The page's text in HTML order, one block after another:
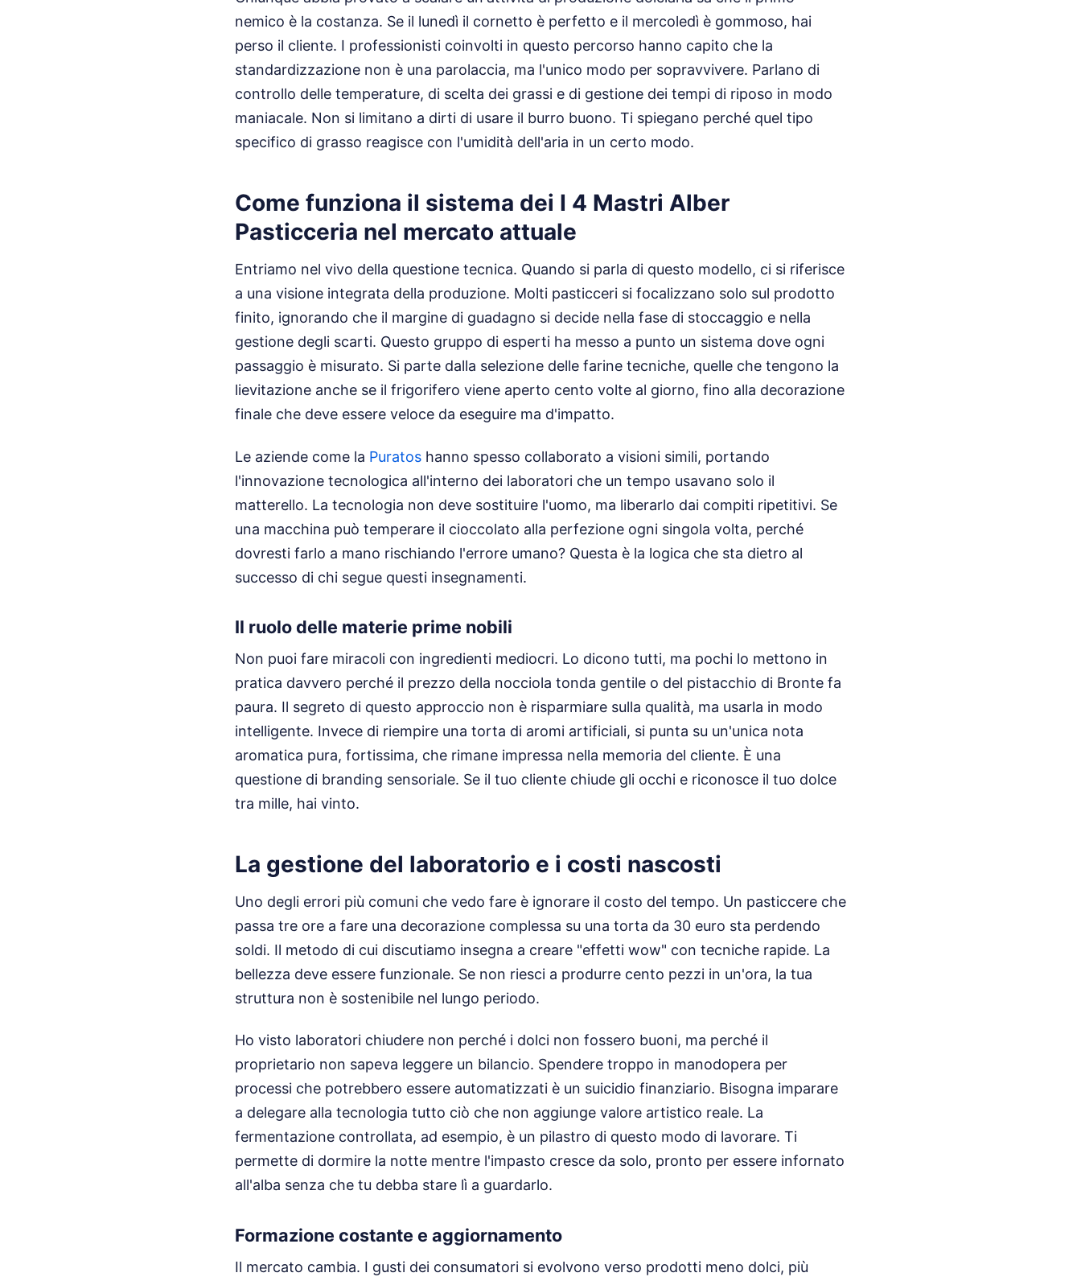
nemico è la costanza. Se il lunedì il cornetto è perfetto e il mercoledì è gommoso, hai
perso il cliente. I professionisti coinvolti in questo percorso hanno capito che la
standardizzazione non è una parolaccia, ma l'unico modo per sopravvivere. Parlano di
controllo delle temperature, di scelta dei grassi e di gestione dei tempi di riposo in modo
maniacale. Non si limitano a dirti di usare il burro buono. Ti spiegano perché quel tipo
specifico di grasso reagisce con l'umidità dell'aria in un certo modo.
Come funziona il sistema dei I 4 Mastri Alber
Pasticceria nel mercato attuale
Entriamo nel vivo della questione tecnica. Quando si parla di questo modello, ci si riferisce
a una visione integrata della produzione. Molti pasticceri si focalizzano solo sul prodotto
finito, ignorando che il margine di guadagno si decide nella fase di stoccaggio e nella
gestione degli scarti. Questo gruppo di esperti ha messo a punto un sistema dove ogni
passaggio è misurato. Si parte dalla selezione delle farine tecniche, quelle che tengono la
lievitazione anche se il frigorifero viene aperto cento volte al giorno, fino alla decorazione
finale che deve essere veloce da eseguire ma d'impatto.
Le aziende come la Puratos hanno spesso collaborato a visioni simili, portando
l'innovazione tecnologica all'interno dei laboratori che un tempo usavano solo il
matterello. La tecnologia non deve sostituire l'uomo, ma liberarlo dai compiti ripetitivi. Se
una macchina può temperare il cioccolato alla perfezione ogni singola volta, perché
dovresti farlo a mano rischiando l'errore umano? Questa è la logica che sta dietro al
successo di chi segue questi insegnamenti.
Il ruolo delle materie prime nobili
Non puoi fare miracoli con ingredienti mediocri. Lo dicono tutti, ma pochi lo mettono in
pratica davvero perché il prezzo della nocciola tonda gentile o del pistacchio di Bronte fa
paura. Il segreto di questo approccio non è risparmiare sulla qualità, ma usarla in modo
intelligente. Invece di riempire una torta di aromi artificiali, si punta su un'unica nota
aromatica pura, fortissima, che rimane impressa nella memoria del cliente. È una
questione di branding sensoriale. Se il tuo cliente chiude gli occhi e riconosce il tuo dolce
tra mille, hai vinto.
La gestione del laboratorio e i costi nascosti
Uno degli errori più comuni che vedo fare è ignorare il costo del tempo. Un pasticcere che
passa tre ore a fare una decorazione complessa su una torta da 30 euro sta perdendo
soldi. Il metodo di cui discutiamo insegna a creare "effetti wow" con tecniche rapide. La
bellezza deve essere funzionale. Se non riesci a produrre cento pezzi in un'ora, la tua
struttura non è sostenibile nel lungo periodo.
Ho visto laboratori chiudere non perché i dolci non fossero buoni, ma perché il
proprietario non sapeva leggere un bilancio. Spendere troppo in manodopera per
processi che potrebbero essere automatizzati è un suicidio finanziario. Bisogna imparare
a delegare alla tecnologia tutto ciò che non aggiunge valore artistico reale. La
fermentazione controllata, ad esempio, è un pilastro di questo modo di lavorare. Ti
permette di dormire la notte mentre l'impasto cresce da solo, pronto per essere infornato
all'alba senza che tu debba stare lì a guardarlo.
Formazione costante e aggiornamento
Il mercato cambia. I gusti dei consumatori si evolvono verso prodotti meno dolci, più